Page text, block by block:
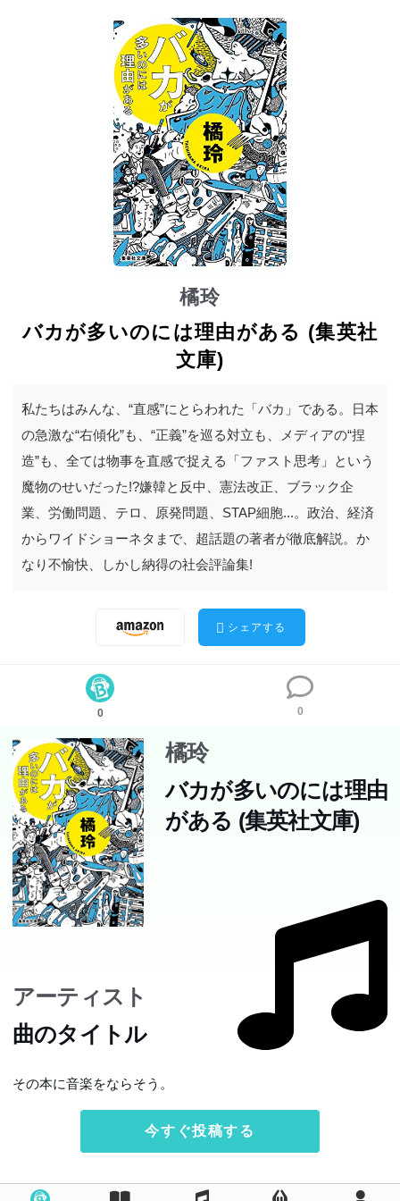
橘玲
バカが多いのには理由がある (集英社
文庫)
私たちはみんな、“直感”にとらわれた「バカ」である。日本
の急激な“右傾化”も、“正義”を巡る対立も、メディアの“捏
造”も、全ては物事を直感で捉える「ファスト思考」という
魔物のせいだった!?嫌韓と反中、憲法改正、ブラック企
業、労働問題、テロ、原発問題、STAP細胞...。政治、経済
からワイドショーネタまで、超話題の著者が徹底解説。か
なり不愉快、しかし納得の社会評論集!
シェアする
0 0
橘玲
バカが多いのには理由
がある (集英社文庫)
私たちはみんな、“直感”にとらわれた「バカ」である。日
本の急激な“右傾化”も、“正義”を巡る対立も、メディア
の“捏造”も、全ては物事を直感で捉える「ファスト思考」
ク企業、労働問題、テロ、原発問題、STAP細胞...。政
解説。かなり不愉快、しかし納得の社会評論集!
アーティスト
曲のタイトル
その本に音楽をならそう。
今すぐ投稿する